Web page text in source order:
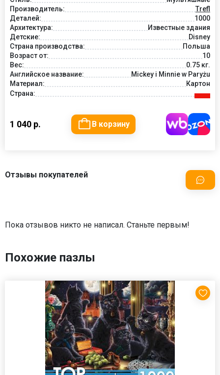
Производитель:
Trefl
Деталей:
1000
Архитектура:
Известные здания
Детские:
Disney
Страна производства:
Польша
Возраст от:
10
Вес:
0.75 кг.
Английское название:
Mickey i Minnie w Paryżu
Материал:
Картон
Страна:
1 040 р. В корзину
Отзывы покупателей
Пока отзывов никто не написал. Станьте первым!
Похожие пазлы